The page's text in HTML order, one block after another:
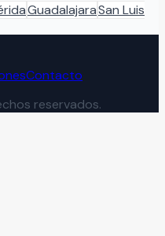
GuadalajaraSan Luis
Contacto
reservados.